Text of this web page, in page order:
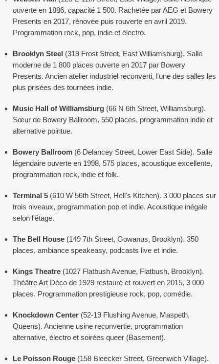
ouverte en 1886, capacité 1 500. Rachetée par AEG et Bowery
Presents en 2017, rénovée puis rouverte en avril 2019.
Programmation rock, pop, indie et électro.
Brooklyn Steel (319 Frost Street, East Williamsburg). Salle
moderne de 1 800 places ouverte en 2017 par Bowery
Presents. Ancien atelier industriel reconverti, l'une des salles les
plus prisées des tournées indie.
Music Hall of Williamsburg (66 N 6th Street, Williamsburg).
Sœur de Bowery Ballroom, 550 places, programmation indie et
alternative pointue.
Bowery Ballroom (6 Delancey Street, Lower East Side). Salle
légendaire ouverte en 1998, 575 places, acoustique excellente,
programmation rock, indie et folk.
Terminal 5 (610 W 56th Street, Hell's Kitchen). 3 000 places sur
trois niveaux, programmation pop et indie. Acoustique inégale
selon l'étage.
The Bell House (149 7th Street, Gowanus, Brooklyn). 350
places, ambiance speakeasy, podcasts live et indie.
Kings Theatre (1027 Flatbush Avenue, Flatbush, Brooklyn).
Théâtre Art Déco de 1929 restauré et rouvert en 2015, 3 000
places. Programmation prestigieuse rock, pop, comédie.
Knockdown Center (52-19 Flushing Avenue, Maspeth,
Queens). Ancienne usine reconvertie, programmation
alternative, électro et soirées queer (Basement).
Le Poisson Rouge (158 Bleecker Street, Greenwich Village).